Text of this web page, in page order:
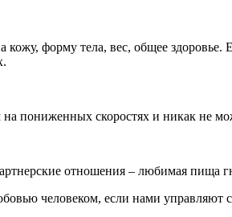
форму тела, вес, общее
пониженных скоростях и никак не
отношения – любимая пища
человеком, если нами управляют